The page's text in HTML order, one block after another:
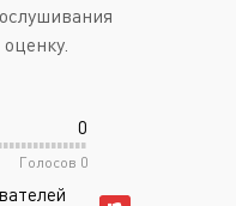
0
Голосов 0